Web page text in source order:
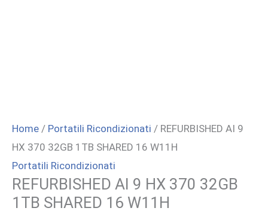
Home / Portatili Ricondizionati / REFURBISHED AI 9
HX 370 32GB 1TB SHARED 16 W11H
Portatili Ricondizionati
REFURBISHED AI 9 HX 370 32GB
1TB SHARED 16 W11H